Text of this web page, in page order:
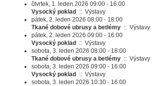
čtvrtek, 1. leden 2026 09:00 - 16:00
Vysocký poklad
:: Výstavy
pátek, 2. leden 2026 08:00 - 18:00
Tkané dobové ubrusy a betlémy :: Výstavy
pátek, 2. leden 2026 09:00 - 16:00
Vysocký poklad
:: Výstavy
sobota, 3. leden 2026 08:00 - 18:00
Tkané dobové ubrusy a betlémy :: Výstavy
sobota, 3. leden 2026 09:00 - 16:00
Vysocký poklad
:: Výstavy
sobota, 3. leden 2026 10:30 - 16:00